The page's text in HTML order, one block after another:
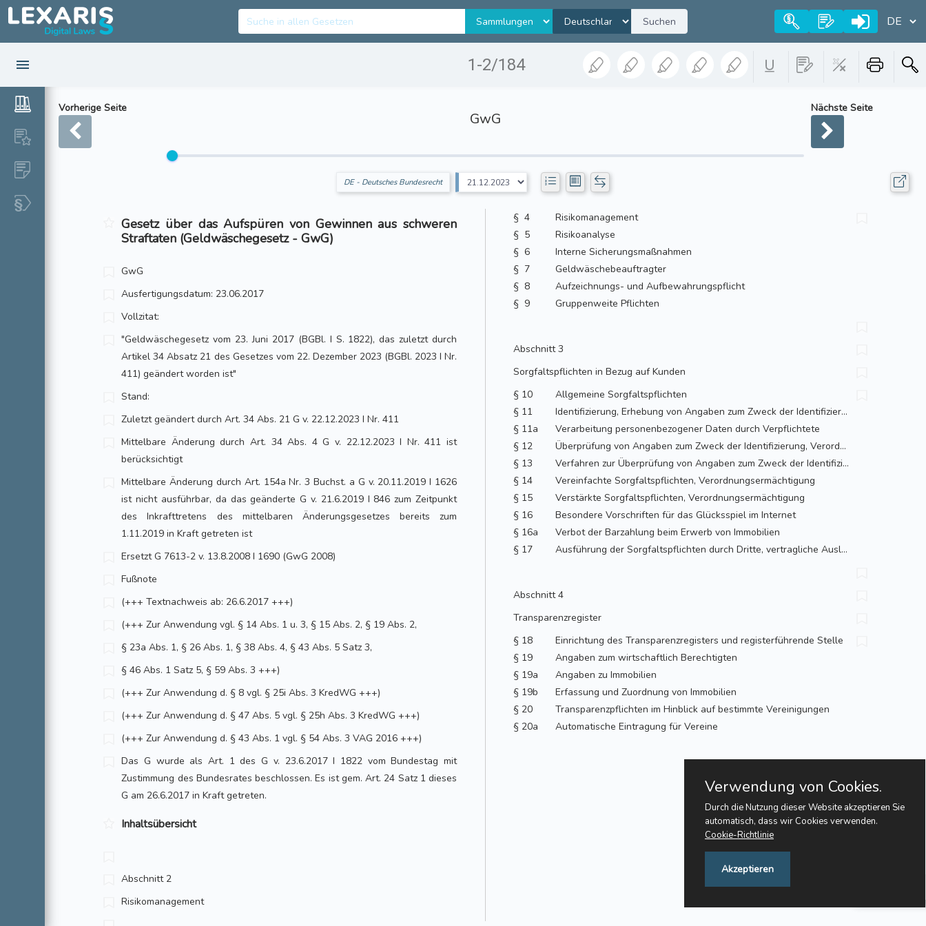
Suchen
1-2/184
Vorherige Seite
GwG
Nächste Seite
DE - Deutsches Bundesrecht
Gesetz über das Aufspüren von Gewinnen aus schweren
Straftaten (Geldwäschegesetz - GwG)
GwG
Ausfertigungsdatum: 23.06.2017
Vollzitat:
"Geldwäschegesetz vom 23. Juni 2017 (BGBl. I S. 1822), das zuletzt durch
Artikel 34 Absatz 21 des Gesetzes vom 22. Dezember 2023 (BGBl. 2023 I Nr.
411) geändert worden ist"
Stand:
Zuletzt geändert durch Art. 34 Abs. 21 G v. 22.12.2023 I Nr. 411
Mittelbare Änderung durch Art. 34 Abs. 4 G v. 22.12.2023 I Nr. 411 ist
berücksichtigt
Mittelbare Änderung durch Art. 154a Nr. 3 Buchst. a G v. 20.11.2019 I 1626
ist nicht ausführbar, da das geänderte G v. 21.6.2019 I 846 zum Zeitpunkt
des Inkrafttretens des mittelbaren Änderungsgesetzes bereits zum
1.11.2019 in Kraft getreten ist
Ersetzt G 7613-2 v. 13.8.2008 I 1690 (GwG 2008)
Fußnote
(+++ Textnachweis ab: 26.6.2017 +++)
(+++ Zur Anwendung vgl. § 14 Abs. 1 u. 3, § 15 Abs. 2, § 19 Abs. 2,
§ 23a Abs. 1, § 26 Abs. 1, § 38 Abs. 4, § 43 Abs. 5 Satz 3,
§ 46 Abs. 1 Satz 5, § 59 Abs. 3 +++)
(+++ Zur Anwendung d. § 8 vgl. § 25i Abs. 3 KredWG +++)
(+++ Zur Anwendung d. § 47 Abs. 5 vgl. § 25h Abs. 3 KredWG +++)
(+++ Zur Anwendung d. § 43 Abs. 1 vgl. § 54 Abs. 3 VAG 2016 +++)
Das G wurde als Art. 1 des G v. 23.6.2017 I 1822 vom Bundestag mit
Zustimmung des Bundesrates beschlossen. Es ist gem. Art. 24 Satz 1 dieses
G am 26.6.2017 in Kraft getreten.
Inhaltsübersicht
Abschnitt 2
Risikomanagement
§ 4
Risikomanagement
§ 5
Risikoanalyse
§ 6
Interne Sicherungsmaßnahmen
§ 7
Geldwäschebeauftragter
§ 8
Aufzeichnungs- und Aufbewahrungspflicht
§ 9
Gruppenweite Pflichten
Abschnitt 3
Sorgfaltspflichten in Bezug auf Kunden
§ 10
Allgemeine Sorgfaltspflichten
§ 11
Identifizierung, Erhebung von Angaben zum Zweck der Identifizierung
§ 11a
Verarbeitung personenbezogener Daten durch Verpflichtete
§ 12
Überprüfung von Angaben zum Zweck der Identifizierung, Verordnungsermächtigung
§ 13
Verfahren zur Überprüfung von Angaben zum Zweck der Identifizierung, Verordnungsermächtigung
§ 14
Vereinfachte Sorgfaltspflichten, Verordnungsermächtigung
§ 15
Verstärkte Sorgfaltspflichten, Verordnungsermächtigung
§ 16
Besondere Vorschriften für das Glücksspiel im Internet
§ 16a
Verbot der Barzahlung beim Erwerb von Immobilien
§ 17
Ausführung der Sorgfaltspflichten durch Dritte, vertragliche Auslagerung
Abschnitt 4
Transparenzregister
§ 18
Einrichtung des Transparenzregisters und registerführende Stelle
§ 19
Angaben zum wirtschaftlich Berechtigten
§ 19a
Angaben zu Immobilien
§ 19b
Erfassung und Zuordnung von Immobilien
§ 20
Transparenzpflichten im Hinblick auf bestimmte Vereinigungen
§ 20a
Automatische Eintragung für Vereine
Verwendung von Cookies.
Durch die Nutzung dieser Website akzeptieren Sie
automatisch, dass wir Cookies verwenden.
Cookie-Richtlinie
Akzeptieren